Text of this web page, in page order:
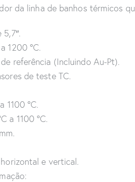
da linha de banhos térmicos
1200 ºC.
referência (Incluindo Au-Pt).
de teste TC.
1100 ºC.
a 1100 ºC.
e vertical.